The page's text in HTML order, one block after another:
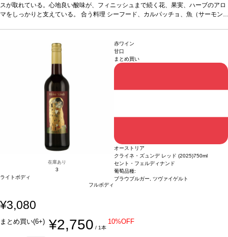
葡萄品種マカベオ 70%、アルバリーニョ 30%*本ヴィンテージが在庫切れの場
合、在庫があり価格が同様の場合は自動的に次のヴィンテージに変更されます、ご
スが取れている。心地良い酸味が、フィニッシュまで続く花、果実、ハーブのアロ
マをしっかりと支えている。 合う料理 シーフード、カルパッチョ、魚（サーモン
合、在庫があり価格が同様の場合は自動的に次のヴィンテージに変更されます、ご
在庫あり
3
ライトボディ
フルボディ
赤ワイン
甘口
まとめ買い
オーストリア
クライネ・ズュンデ レッド (2025)750ml
セント・フェルディナンド
葡萄品種:
ブラウブルガー, ツヴァイゲルト
¥3,080
まとめ買い(6+) ¥2,750 / 1本
10%OFF